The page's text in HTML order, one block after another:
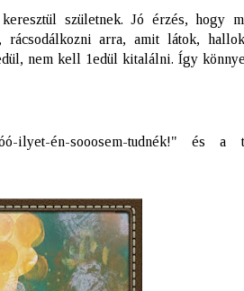
születnek. Jó érzés, hogy
arra, amit látok,
nem kell 1edül kitalálni. Így
ilyet-én-sooosem-tudnék!" és a